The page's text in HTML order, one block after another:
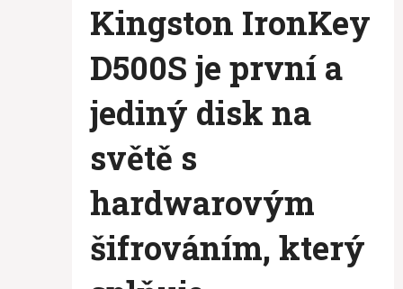
Kingston IronKey
D500S je první a
jediný disk na
světě s
hardwarovým
šifrováním, který